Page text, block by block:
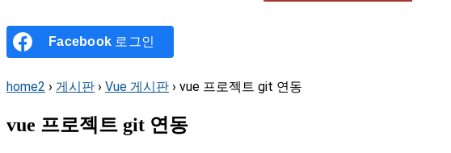
Facebook 로그인
home2 › 게시판 › Vue 게시판 › vue 프로젝트 git 연동
vue 프로젝트 git 연동